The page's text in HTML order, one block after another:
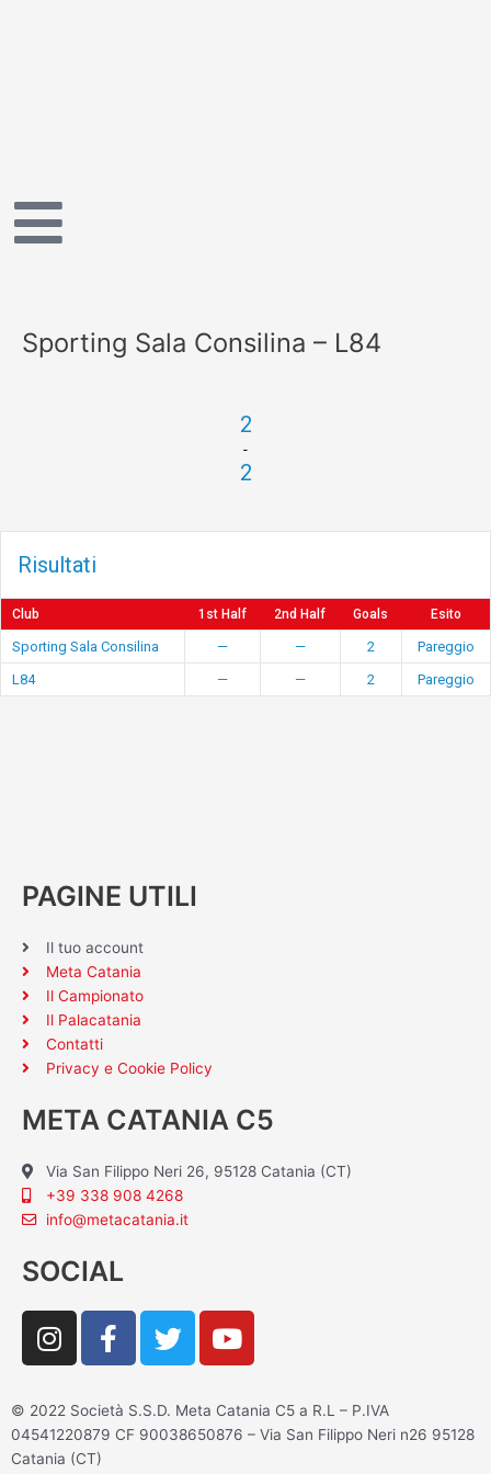
Sporting Sala Consilina – L84
2
-
2
Risultati
Club 1st Half 2nd Half Goals Esito
Sporting Sala Consilina — — 2
Pareggio
L84
— — 2 Pareggio
PAGINE UTILI
Il tuo account
Meta Catania
Il Campionato
Il Palacatania
Contatti
Privacy e Cookie Policy
META CATANIA C5
Via San Filippo Neri 26, 95128 Catania (CT)
+39 338 908 4268
info@metacatania.it
SOCIAL
I
n
t
a
g
F
a
e
b
T
w
t
t
Y
o
t
u
© 2022 Società S.S.D. Meta Catania C5 a R.L – P.IVA
04541220879 CF 90038650876 – Via San Filippo Neri n26 95128
Catania (CT)